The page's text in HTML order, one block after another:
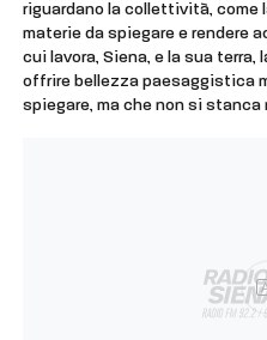
riguardano la collettività, come
materie da spiegare e rendere
cui lavora, Siena, e la sua terra,
offrire bellezza paesaggistica
spiegare, ma che non si stanca